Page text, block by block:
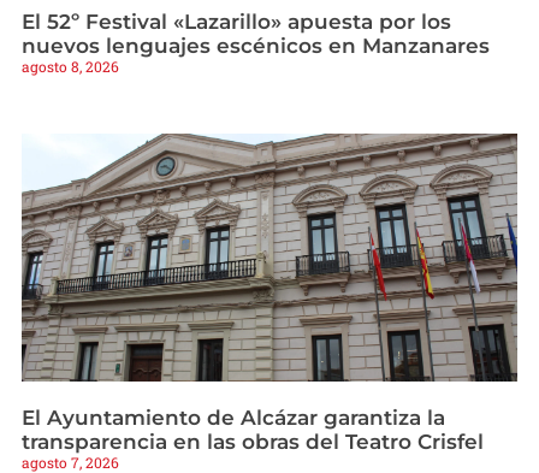
El 52º Festival «Lazarillo» apuesta por los
nuevos lenguajes escénicos en Manzanares
agosto 8, 2026
El Ayuntamiento de Alcázar garantiza la
transparencia en las obras del Teatro Crisfel
agosto 7, 2026